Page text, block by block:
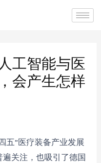
工智能与医
会产生怎样
五”医疗装备产业发展
关注，也吸引了德国